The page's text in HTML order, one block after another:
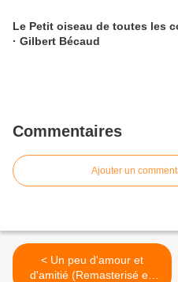
Le Petit oiseau de toutes les
· Gilbert Bécaud
Commentaires
Ajouter un
< Un peu d'amour et
d'amitié (Remasterisé en